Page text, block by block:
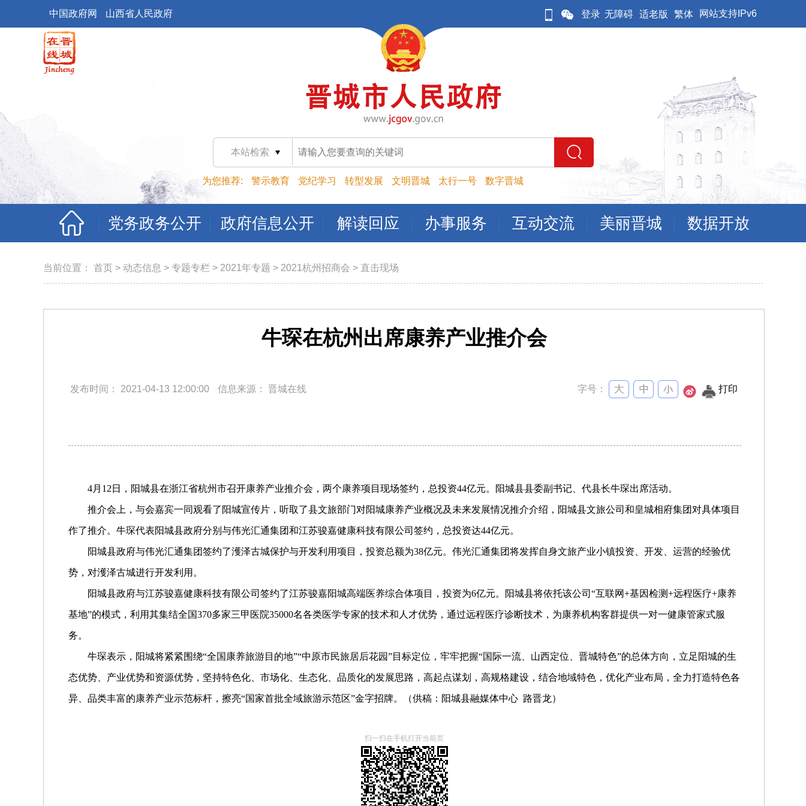
中国政府网 山西省人民政府 登录 无障碍 适老版 繁体 网站支持IPv6
本站检索
为您推荐: 警示教育 党纪学习 转型发展 文明晋城 太行一号 数字晋城
党务政务公开 政府信息公开 解读回应 办事服务 互动交流 美丽晋城 数据开放
当前位置： 首页 > 动态信息 > 专题专栏 > 2021年专题 > 2021杭州招商会 > 直击现场
牛琛在杭州出席康养产业推介会
发布时间： 2021-04-13 12:00:00 信息来源： 晋城在线 字号： 打印
4月12日， 阳城县在浙江省杭州市召开康养产业推介会，两个康养项目现场签约，总投资44亿元。 阳城县县委副书记、代县长牛琛出席活动。
推介会上，与会嘉宾一同观看了阳城宣传片，听取了县文旅部门对阳城康养产业概况及未来发展情况推介介绍， 阳城县文旅公司和皇城相府集团对具体项目
作了推介。牛琛代表阳城县政府分别与伟光汇通集团和江苏骏嘉健康科技有限公司签约，总投资达44亿元。
阳城县政府与伟光汇通集团签约了濩泽古城保护与开发利用项目，投资总额为38亿元。伟光汇通集团将发挥自身文旅产业小镇投资、开发、运营的经验优
势，对濩泽古城进行开发利用。
阳城县政府与江苏骏嘉健康科技有限公司签约了江苏骏嘉阳城高端医养综合体项目，投资为6亿元。 阳城县将依托该公司“互联网+基因检测+远程医疗+康养
基地”的模式，利用其集结全国370多家三甲医院35000名各类医学专家的技术和人才优势，通过远程医疗诊断技术，为康养机构客群提供一对一健康管家式服
务。
牛琛表示，阳城将紧紧围绕“全国康养旅游目的地”“中原市民旅居后花园”目标定位，牢牢把握“国际一流、山西定位、晋城特色”的总体方向，立足阳城的生
态优势、产业优势和资源优势，坚持特色化、市场化、生态化、品质化的发展思路，高起点谋划，高规格建设，结合地域特色，优化产业布局，全力打造特色各
异、品类丰富的康养产业示范标杆，擦亮“国家首批全域旅游示范区”金字招牌。（供稿：阳城县融媒体中心 路晋龙）
扫一扫在手机打开当前页